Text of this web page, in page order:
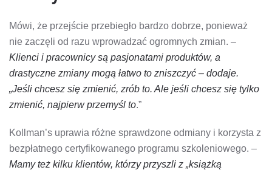
Mówi, że przejście przebiegło bardzo dobrze, ponieważ
nie zaczęli od razu wprowadzać ogromnych zmian. –
Klienci i pracownicy są pasjonatami produktów, a
drastyczne zmiany mogą łatwo to zniszczyć – dodaje.
„Jeśli chcesz się zmienić, zrób to. Ale jeśli chcesz się tylko
zmienić, najpierw przemyśl to.”
Kollman’s uprawia różne sprawdzone odmiany i korzysta z
bezpłatnego certyfikowanego programu szkoleniowego. –
Mamy też kilku klientów, którzy przyszli z „książką